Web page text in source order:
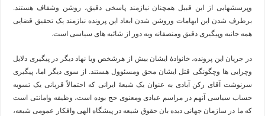
وپرسشهایی از این قبیل همچنان نیازمند پاسخی دقیق، روشن وشفاف هستند.
برطرف شدن این ابهامات وروشن شدن ابعاد این پرونده نیازمند یک تحقیق قضایی
همه جانبه وپیگیری دقیق ومنصفانه وبه دور از شائبه های سیاسی است.
در جریان این پرونده، خانوادۀ ایشان بیش از هرشخص ویا نهاد دیگر در پیگیری دلایل
وچرایی ها وچگونگی قتل ایشان محق ومسئوول هستند. از سوی دیگر اما، پیگیری
سرنوشت آقای رکن آبادی به عنوان یک شیعۀ ایرانی که احتمالاً قربانی یک تسویه
حساب سیاسی آنهم در مراسم عبادی ومعنوی حج بوده است، وظیفه وامانتی است
که ما در سازمان جهانی دیده بان حقوق شیعه در پیشگاه الهی وافکار عمومی شیعه،